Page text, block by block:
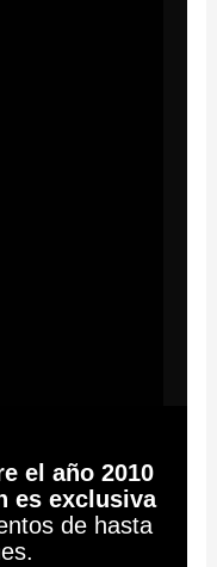
el año 2010
es exclusiva
de hasta